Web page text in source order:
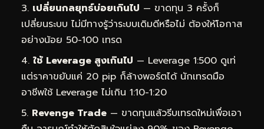
เปลี่ยนกลยุทธ์บ่อยเกินไป — ขาดทุน 3 ครั้งก็
เปลี่ยนระบบ ไม่มีทางรู้ว่าระบบเดิมดีหรือไม่ ต้องให้โอกาส
อย่างน้อย 50-100 เทรด
ใช้ Leverage สูงเกินไป — Leverage 1:500 ดูเท่
แต่ราคาขยับแค่ 20 pip ก็ล้างพอร์ตได้ นักเทรดมือ
อาชีพใช้ Leverage ไม่เกิน 1:10-1:20
Revenge Trade — ขาดทุนแล้วรีบเทรดใหม่เพื่อเอา